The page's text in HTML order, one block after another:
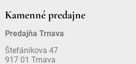
Kamenné predajne
Predajňa Trnava
Štefánikova 47
917 01 Trnava